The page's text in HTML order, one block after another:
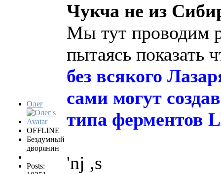
Олег
OFFLINE
Бездумный
дворянин
Posts:
Чукча не из
Мы тут проводим
пытаясь показать
без всякого
сами могут
типа ферментов
'nj ,s